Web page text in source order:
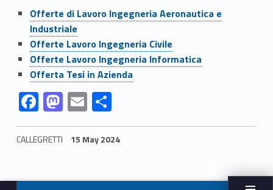
Link identifier #identifier__177275-3
Offerte di Lavoro Ingegneria Aeronautica e
Industriale
Link identifier #identifier__172977-4
Offerte Lavoro Ingegneria Civile
Link identifier #identifier__197320-5
Offerte Lavoro Ingegneria Informatica
Link identifier #identifier__68202-6
Offerta Tesi in Azienda
Link identifier #identifier__168173-6
F
ac
e
o
Link identifier #identifier__13871-7 M
as
to
o
Link identifier #identifier__155140-8 E
m
ai
Link identifier #identifier__123603-9 S
h
ar
CALLEGRETTI 15 May 2024